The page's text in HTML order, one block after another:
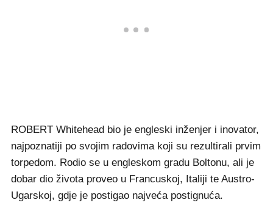
ROBERT Whitehead bio je engleski inženjer i inovator,
najpoznatiji po svojim radovima koji su rezultirali prvim
torpedom. Rodio se u engleskom gradu Boltonu, ali je
dobar dio života proveo u Francuskoj, Italiji te Austro-
Ugarskoj, gdje je postigao najveća postignuća.